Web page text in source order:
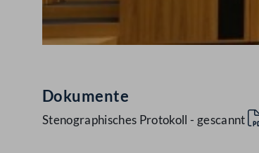
Dokumente
Stenographisches Protokoll - gescannt